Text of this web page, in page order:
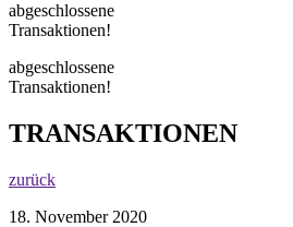
abgeschlossene
Transaktionen!
abgeschlossene
Transaktionen!
TRANSAKTIONEN
zurück
18. November 2020